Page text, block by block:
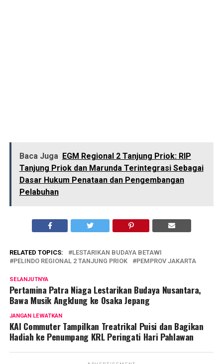
Baca Juga EGM Regional 2 Tanjung Priok: RIP
Tanjung Priok dan Marunda Terintegrasi Sebagai
Dasar Hukum Penataan dan Pengembangan
Pelabuhan
RELATED TOPICS:
LESTARIKAN BUDAYA BETAWI
PELINDO REGIONAL 2 TANJUNG PRIOK
PEMPROV JAKARTA
SELANJUTNYA
Pertamina Patra Niaga Lestarikan Budaya Nusantara,
Bawa Musik Angklung ke Osaka Jepang
JANGAN LEWATKAN
KAI Commuter Tampilkan Treatrikal Puisi dan Bagikan
Hadiah ke Penumpang KRL Peringati Hari Pahlawan